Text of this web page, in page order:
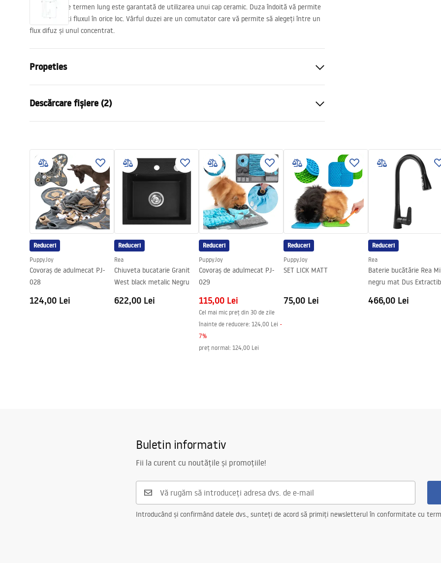
Fiabilitatea pe termen lung este garantată de utilizarea unui cap ceramic. Duza îndoită vă permite
să direcționați fluxul în orice loc. Vârful duzei are un comutator care vă permite să alegeți între un
flux difuz și unul concentrat.
Propeties
Metodă de montaj
Culoare
Negru
Material
Lungimea gurii
200
mm
Inalime
mm
Tehnologia de acoperire
Electroplating
Diametru pentru conectare
3/8 țoli
Descărcare fișiere (2)
Faucet.pdf
Warranty_Terms_and_Conditions_
Faucets_-_5.pdf
Reduceri
PuppyJoy
Covoraș de adulmecat PJ-
028
124,00 Lei
Reduceri
Rea
Chiuveta bucatarie Granit
West black metalic Negru
622,00 Lei
Reduceri
PuppyJoy
Covoraș de adulmecat PJ-
029
115,00 Lei
Cel mai mic preț din 30 de zile
înainte de reducere: 124,00 Lei -
7%
preț normal: 124,00 Lei
Reduceri
PuppyJoy
SET LICK MATT
75,00 Lei
Reduceri
Rea
Baterie bucătărie Rea
negru mat Dus
466,00 Lei
Buletin informativ
Fii la curent cu noutățile și promoțiile!
Introducând și confirmând datele dvs., sunteți de acord să primiți newsletterul în conformitate cu